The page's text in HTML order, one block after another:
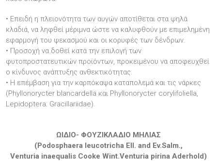
• Επειδή η πλειονότητα των αυγών αποτίθεται στα ψηλά
κλαδιά, να ληφθεί μέριμνα ώστε να καλυφθούν με επιμελημένη
εφαρμογή του ψεκασμού και οι κορυφές των δένδρων.
• Προσοχή να δοθεί κατά την επιλογή των
φυτοπροστατευτικών προϊόντων, προκειμένου να αποφευχθεί
ο κίνδυνος ανάπτυξης ανθεκτικότητας.
• Η επέμβαση για την καρπόκαψα καταπολεμά και τις νάρκες
(Phyllonorycter blancardella και Phyllonorycter corylifoliella,
Lepidoptera: Gracillariidae).
ΩΙΔΙΟ- ΦΟΥΖΙΚΛΑΔΙΟ ΜΗΛΙΑΣ
(Podosphaera leucotricha Ell. and Ev.Salm.,
Venturia inaequalis Cooke Wint.Venturia pirina Aderhold)